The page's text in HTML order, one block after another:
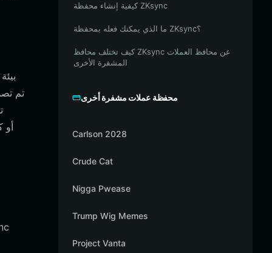
كيفية إنشاء محفظة ZKsync
ما الذي يمكنك فعله بمحفظة ZKsync؟
كيف تختلف محافظ ZKsync عن محافظ العملات
المشفرة الأخرى
محفظة عملات مشفرة أخرى
Carlson 2028
Crude Cat
Nigga Pwease
Trump Wig Memes
Project Vanta